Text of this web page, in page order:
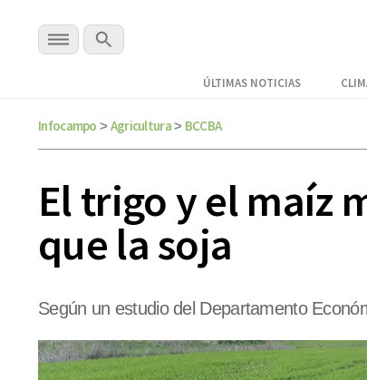
ÚLTIMAS NOTICIAS
Infocampo > Agricultura> BCCBA
El trigo y el maíz
que la soja
Según un estudio del Departamento